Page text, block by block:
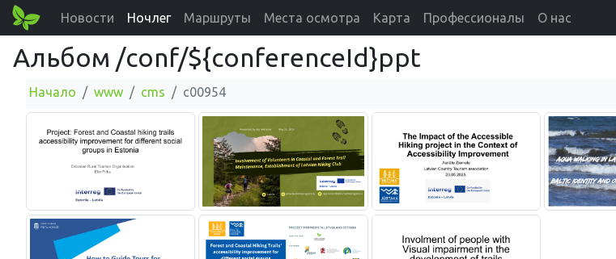
Новости Ночлег Маршруты Места осмотра Карта Профессионалы О нас
Альбом /conf/${conferenceId}ppt
Начало www cms c00954